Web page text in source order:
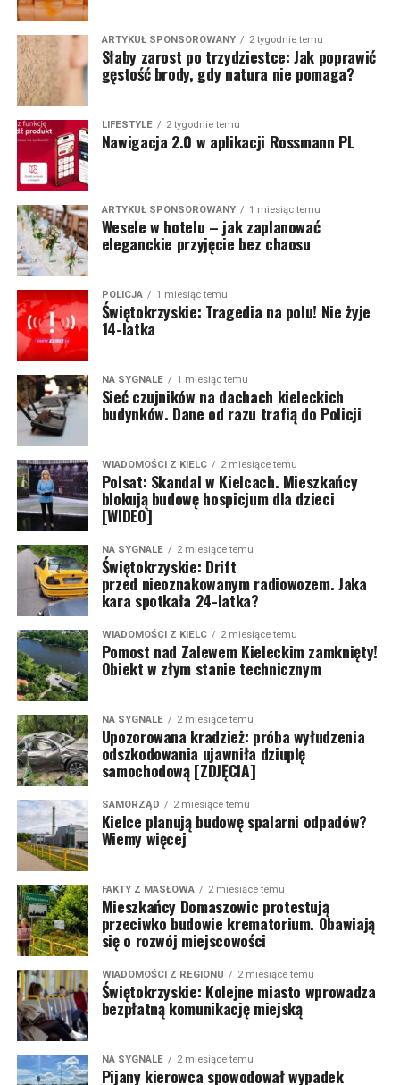
ARTYKUŁ SPONSOROWANY 2 tygodnie temu
Słaby zarost po trzydziestce: Jak poprawić
gęstość brody, gdy natura nie pomaga?
LIFESTYLE 2 tygodnie temu
Nawigacja 2.0 w aplikacji Rossmann PL
ARTYKUŁ SPONSOROWANY 1 miesiąc temu
Wesele w hotelu – jak zaplanować
eleganckie przyjęcie bez chaosu
POLICJA 1 miesiąc temu
Świętokrzyskie: Tragedia na polu! Nie żyje
14-latka
NA SYGNALE 1 miesiąc temu
Sieć czujników na dachach kieleckich
budynków. Dane od razu trafią do Policji
WIADOMOŚCI Z KIELC 2 miesiące temu
Polsat: Skandal w Kielcach. Mieszkańcy
blokują budowę hospicjum dla dzieci
[WIDEO]
NA SYGNALE 2 miesiące temu
Świętokrzyskie: Drift
przed nieoznakowanym radiowozem. Jaka
kara spotkała 24-latka?
WIADOMOŚCI Z KIELC 2 miesiące temu
Pomost nad Zalewem Kieleckim zamknięty!
Obiekt w złym stanie technicznym
NA SYGNALE 2 miesiące temu
Upozorowana kradzież: próba wyłudzenia
odszkodowania ujawniła dziuplę
samochodową [ZDJĘCIA]
SAMORZĄD 2 miesiące temu
Kielce planują budowę spalarni odpadów?
Wiemy więcej
FAKTY Z MASŁOWA 2 miesiące temu
Mieszkańcy Domaszowic protestują
przeciwko budowie krematorium. Obawiają
się o rozwój miejscowości
WIADOMOŚCI Z REGIONU 2 miesiące temu
Świętokrzyskie: Kolejne miasto wprowadza
bezpłatną komunikację miejską
NA SYGNALE 2 miesiące temu
Pijany kierowca spowodował wypadek